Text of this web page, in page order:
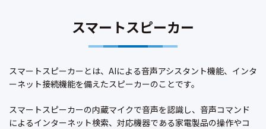
スマートスピーカー
スマートスピーカーとは、AIによる音声アシスタント機能、インタ
ーネット接続機能を備えたスピーカーのことです。
スマートスピーカーの内蔵マイクで音声を認識し、音声コマンド
によるインターネット検索、対応機器である家電製品の操作やコ